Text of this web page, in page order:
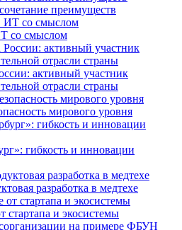
преимуществ
со смыслом
активный участник
отрасли страны
мирового уровня
гибкость и инновации
разработка в медтехе
стартапа и экосистемы